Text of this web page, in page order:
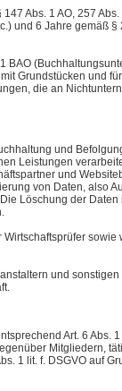
Abs. 1 AO, 257 Abs.
und 6 Jahre gemäß §
BAO
Grundstücken und
die an
und
Leistungen
und
von Daten, also
Löschung der
sowie
und
Art. 6 Abs.
Mitgliedern,
1 lit. f. DSGVO auf